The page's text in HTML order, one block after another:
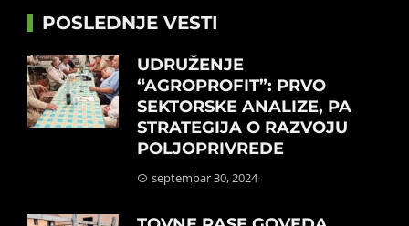
POSLEDNJE VESTI
UDRUŽENJE
“AGROPROFIT”: PRVO
SEKTORSKE ANALIZE, PA
STRATEGIJA O RAZVOJU
POLJOPRIVREDE
septembar 30, 2024